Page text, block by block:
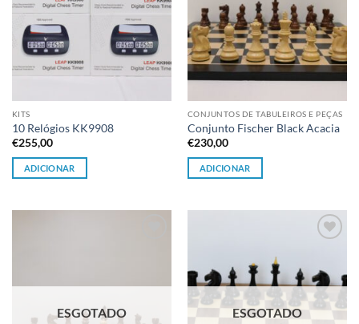
KITS
10 Relógios KK9908
€255,00
ADICIONAR
CONJUNTOS DE TABULEIROS E PEÇAS
Conjunto Fischer Black Acacia
€230,00
ADICIONAR
ESGOTADO
desejos
ESGOTADO